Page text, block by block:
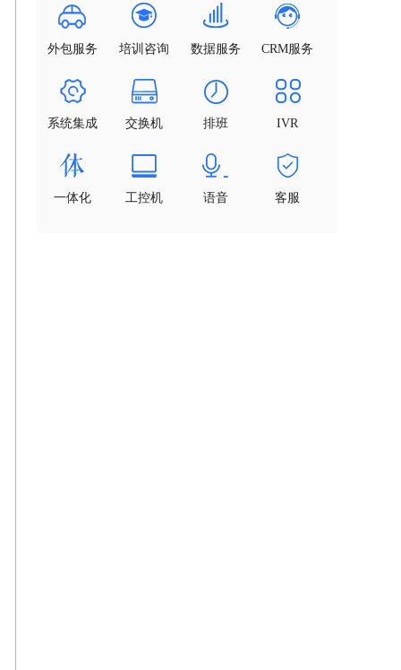
外包服务 培训咨询 数据服务 CRM服务
系统集成 交换机 排班 IVR
一体化 工控机 语音 客服